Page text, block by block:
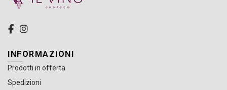
INFORMAZIONI
Prodotti in offerta
Spedizioni